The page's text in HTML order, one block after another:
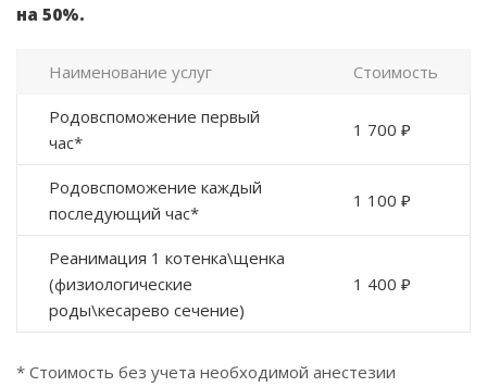
на 50%.
Наименование услуг Стоимость
Родовспоможение первый
час*
1 700 ₽
Родовспоможение каждый
последующий час*
1 100 ₽
Реанимация 1 котенка\щенка
(физиологические
роды\кесарево сечение)
1 400 ₽
* Стоимость без учета необходимой анестезии